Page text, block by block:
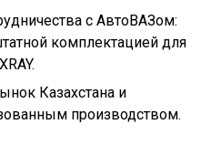
с АвтоВАЗом:
комплектацией для
Казахстана и
производством.